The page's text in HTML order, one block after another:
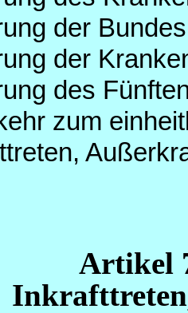
der
der
des
zum
Artikel